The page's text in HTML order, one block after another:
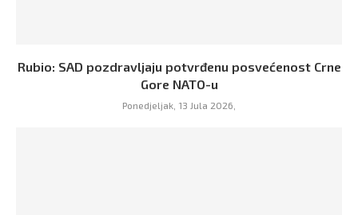
Rubio: SAD pozdravljaju potvrđenu posvećenost Crne
Gore NATO-u
Ponedjeljak, 13 Jula 2026,